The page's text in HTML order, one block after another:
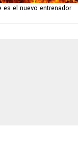
es el nuevo entrenador